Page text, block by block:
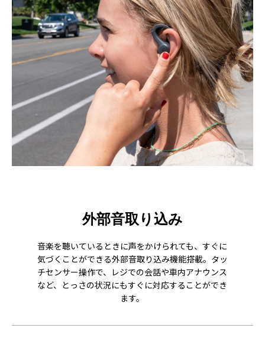
外部音取り込み
音楽を聴いているときに声をかけられても、すぐに
気づくことができる外部音取り込み機能搭載。タッ
チセンサー操作で、レジでの会話や車内アナウンス
など、とっさの状況にもすぐに対応することができ
ます。